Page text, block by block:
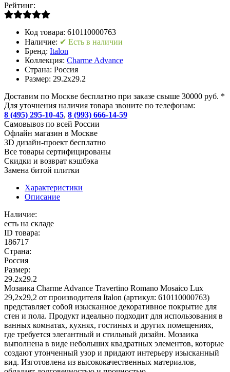
Рейтинг:
Код товара: 610110000763
Наличие: ✔ Есть в наличии
Бренд: Italon
Коллекция: Charme Advance
Страна: Россия
Размер: 29.2x29.2
Доставим по Москве бесплатно при заказе свыше 30000 руб. *
Для уточнения наличия товара звоните по телефонам:
8 (495) 295-10-45, 8 (993) 666-14-59
Cамовывоз по всей России
Офлайн магазин в Москве
3D дизайн-проект бесплатно
Все товары сертифицированы
Скидки и возврат кэшбэка
Замена битой плитки
Характеристики
Описание
Наличие:
есть на складе
ID товара:
186717
Страна:
Россия
Размер:
29.2x29.2
Мозаика Charme Advance Travertino Romano Mosaico Lux
29,2x29,2 от производителя Italon (артикул: 610110000763)
представляет собой изысканное декоративное покрытие для
стен и пола. Продукт идеально подходит для использования в
ванных комнатах, кухнях, гостиных и других помещениях,
где требуется элегантный и стильный дизайн. Мозаика
выполнена в виде небольших квадратных элементов, которые
создают утонченный узор и придают интерьеру изысканный
вид. Изготовлена из высококачественных материалов,